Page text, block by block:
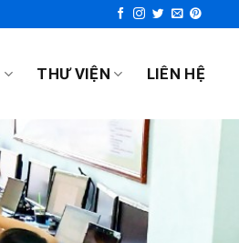
THƯ VIỆN LIÊN HỆ